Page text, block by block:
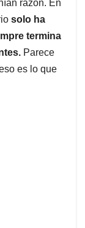
razón. En
solo ha
termina
Parece
es lo que